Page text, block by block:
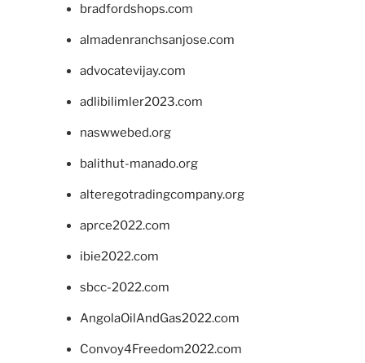
bradfordshops.com
almadenranchsanjose.com
advocatevijay.com
adlibilimler2023.com
naswwebed.org
balithut-manado.org
alteregotradingcompany.org
aprce2022.com
ibie2022.com
sbcc-2022.com
AngolaOilAndGas2022.com
Convoy4Freedom2022.com